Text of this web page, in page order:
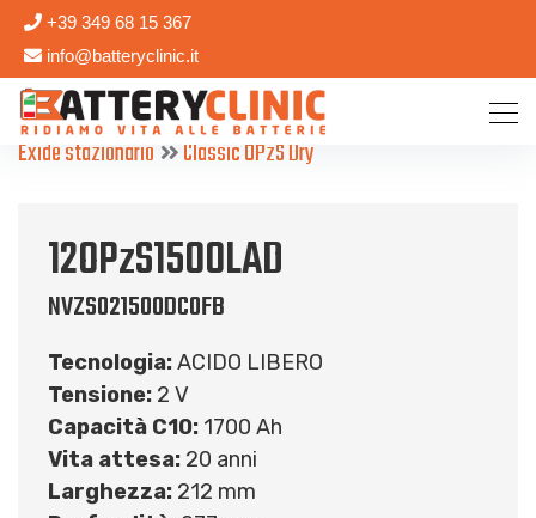
+39 349 68 15 367
info@batteryclinic.it
Exide stazionario Classic OPzS Dry
12OPzS1500LAD
NVZS021500DC0FB
Tecnologia:ACIDO LIBERO
Tensione: 2 V
Capacità C10: 1700 Ah
Vita attesa: 20 anni
Larghezza: 212 mm